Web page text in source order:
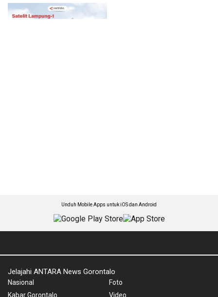
Unduh Mobile Apps untuk iOS dan Android
Jelajahi ANTARA News Gorontalo
Nasional
Kabar Gorontalo
Foto
Video